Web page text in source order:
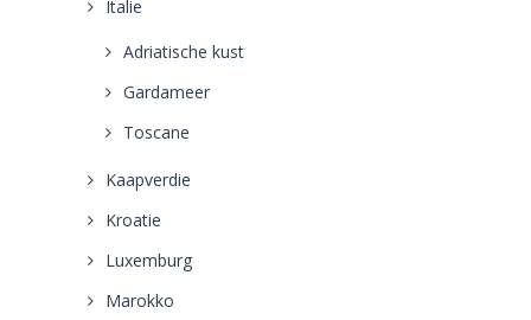
Italie
Adriatische kust
Gardameer
Toscane
Kaapverdie
Kroatie
Luxemburg
Marokko